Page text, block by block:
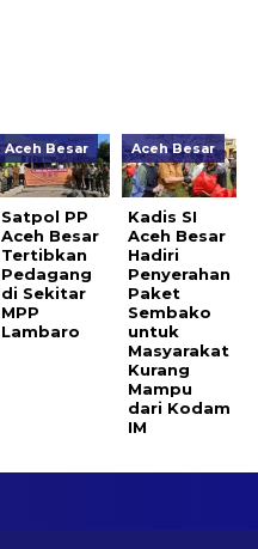
Aceh Besar
Satpol PP
Aceh Besar
Tertibkan
Pedagang
di Sekitar
MPP
Lambaro
Aceh Besar
Kadis SI
Aceh Besar
Hadiri
Penyerahan
Paket
Sembako
untuk
Masyarakat
Kurang
Mampu
dari Kodam
IM